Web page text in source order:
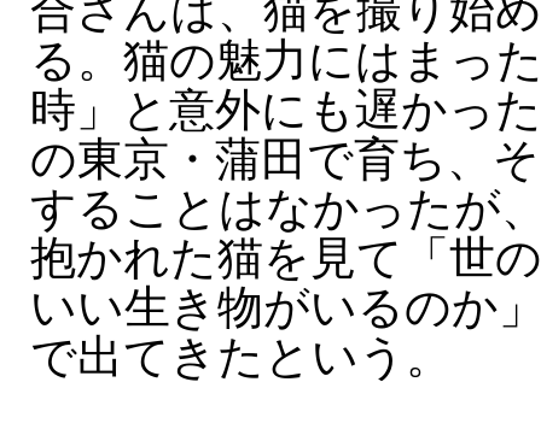
合さんは、猫を撮り始
る。猫の魅力にはまっ
時」と意外にも遅かっ
の東京・蒲田で育ち、
することはなかったが
抱かれた猫を見て「世
いい生き物がいるのか
で出てきたという。